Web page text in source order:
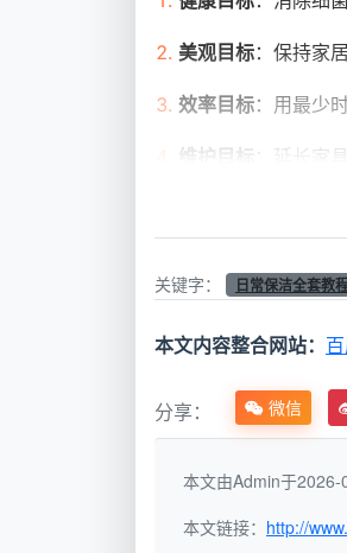
美观目标：保持家
效率目标：用最少
维护目标 ：延长家
安全清洁：确保人
专业保洁工具与材
基础工具套装（
关键字： 日常保洁全套教
本文内容整合网站：
分享： 微信
本文由Admin于2026-
本文链接： http://